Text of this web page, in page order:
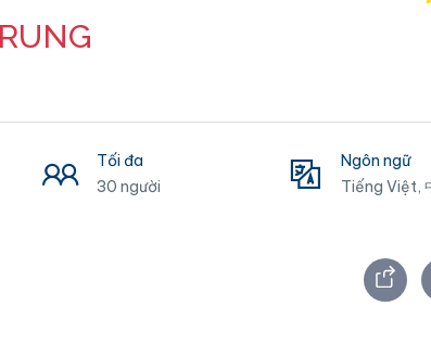
Tối đa
30 người
Ngôn ngữ
Tiếng Việt,